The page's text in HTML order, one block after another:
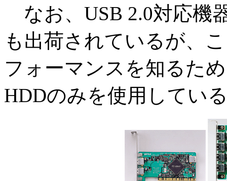
なお、USB 2.0対応機
も出荷されているが、
フォーマンスを知るた
HDDのみを使用してい